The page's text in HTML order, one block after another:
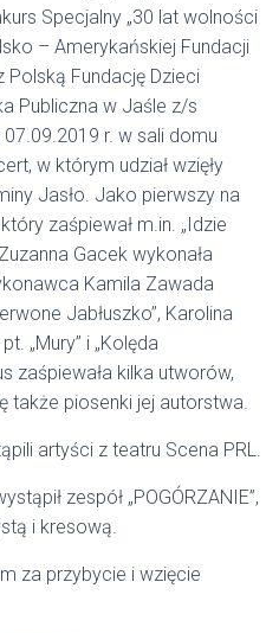
Specjalny „30 lat wolności
– Amerykańskiej Fundacji
Fundację Dzieci
Publiczna w Jaśle z/s
r. w sali domu
w którym udział wzięły
Jasło. Jako pierwszy na
zaśpiewał m.in. „Idzie
Gacek wykonała
Kamila Zawada
Jabłuszko”, Karolina
„Mury” i „Kolęda
zaśpiewała kilka utworów,
także piosenki jej autorstwa.
artyści z teatru Scena PRL.
zespół „POGÓRZANIE”,
i kresową.
za przybycie i wzięcie